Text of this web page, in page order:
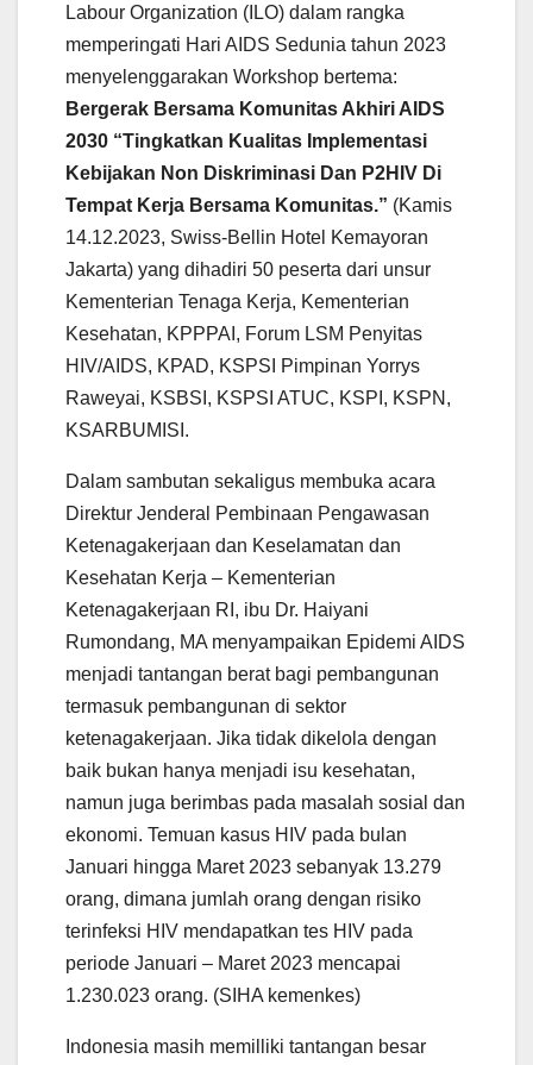
Labour Organization (ILO) dalam rangka
memperingati Hari AIDS Sedunia tahun 2023
menyelenggarakan Workshop bertema:
Bergerak Bersama Komunitas Akhiri AIDS
2030 “Tingkatkan Kualitas Implementasi
Kebijakan Non Diskriminasi Dan P2HIV Di
Tempat Kerja Bersama Komunitas.” (Kamis
14.12.2023, Swiss-Bellin Hotel Kemayoran
Jakarta) yang dihadiri 50 peserta dari unsur
Kementerian Tenaga Kerja, Kementerian
Kesehatan, KPPPAI, Forum LSM Penyitas
HIV/AIDS, KPAD, KSPSI Pimpinan Yorrys
Raweyai, KSBSI, KSPSI ATUC, KSPI, KSPN,
KSARBUMISI.
Dalam sambutan sekaligus membuka acara
Direktur Jenderal Pembinaan Pengawasan
Ketenagakerjaan dan Keselamatan dan
Kesehatan Kerja – Kementerian
Ketenagakerjaan RI, ibu Dr. Haiyani
Rumondang, MA menyampaikan Epidemi AIDS
menjadi tantangan berat bagi pembangunan
termasuk pembangunan di sektor
ketenagakerjaan. Jika tidak dikelola dengan
baik bukan hanya menjadi isu kesehatan,
namun juga berimbas pada masalah sosial dan
ekonomi. Temuan kasus HIV pada bulan
Januari hingga Maret 2023 sebanyak 13.279
orang, dimana jumlah orang dengan risiko
terinfeksi HIV mendapatkan tes HIV pada
periode Januari – Maret 2023 mencapai
1.230.023 orang. (SIHA kemenkes)
Indonesia masih memilliki tantangan besar